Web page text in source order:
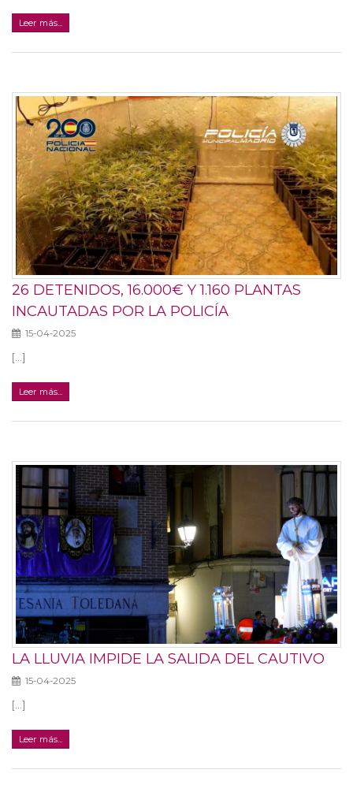
Leer más...
26 DETENIDOS, 16.000€ Y 1.160 PLANTAS
INCAUTADAS POR LA POLICÍA
15-04-2025
[...]
Leer más...
LA LLUVIA IMPIDE LA SALIDA DEL CAUTIVO
15-04-2025
[...]
Leer más...